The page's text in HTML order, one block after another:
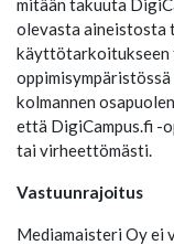
mitään takuuta
olevasta aineistosta
käyttötarkoitukseen
kolmannen
että DigiCampus.fi -
tai virheettömästi.
Vastuunrajoitus
Mediamaisteri Oy ei